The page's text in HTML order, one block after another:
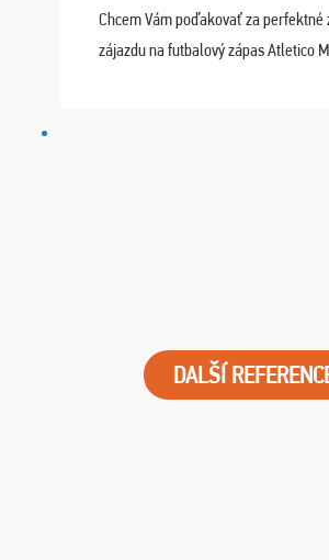
Chcem Vám poďakovať za perfektné
zájazdu na futbalový zápas Atletico
DALŠÍ